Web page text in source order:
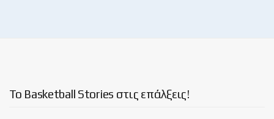
Το Basketball Stories στις επάλξεις!